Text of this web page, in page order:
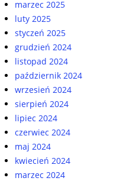
marzec 2025
luty 2025
styczeń 2025
grudzień 2024
listopad 2024
październik 2024
wrzesień 2024
sierpień 2024
lipiec 2024
czerwiec 2024
maj 2024
kwiecień 2024
marzec 2024